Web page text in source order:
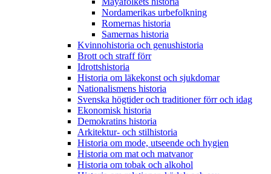
Nordamerikas urbefolkning
Romernas historia
Samernas historia
Kvinnohistoria och genushistoria
Brott och straff förr
Idrottshistoria
Historia om läkekonst och sjukdomar
Nationalismens historia
Svenska högtider och traditioner förr och idag
Ekonomisk historia
Demokratins historia
Arkitektur- och stilhistoria
Historia om mode, utseende och hygien
Historia om mat och matvanor
Historia om tobak och alkohol